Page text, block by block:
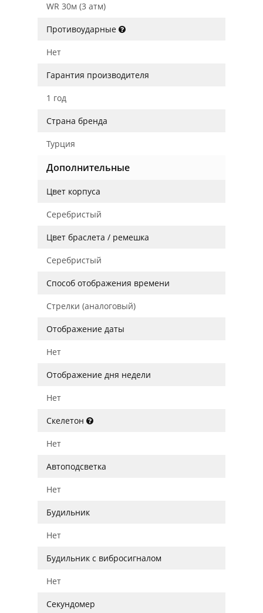
WR 30м (3 атм)
Противоударные
Нет
Гарантия производителя
1 год
Страна бренда
Турция
Дополнительные
Цвет корпуса
Серебристый
Цвет браслета / ремешка
Серебристый
Способ отображения времени
Стрелки (аналоговый)
Отображение даты
Нет
Отображение дня недели
Нет
Скелетон
Нет
Автоподсветка
Нет
Будильник
Нет
Будильник с вибросигналом
Нет
Секундомер